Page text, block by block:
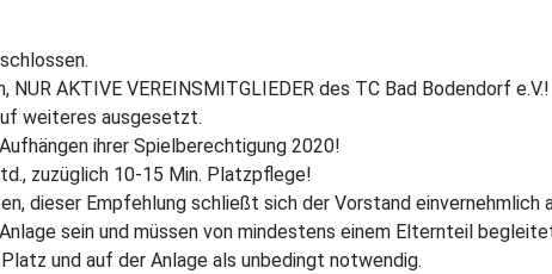
NUR AKTIVE VEREINSMITGLIEDER des TC Bad Bodendorf e.V.!
weiteres ausgesetzt.
ihrer Spielberechtigung 2020!
zuzüglich 10-15 Min. Platzpflege!
dieser Empfehlung schließt sich der Vorstand einvernehmlich
sein und müssen von mindestens einem Elternteil
und auf der Anlage als unbedingt notwendig.